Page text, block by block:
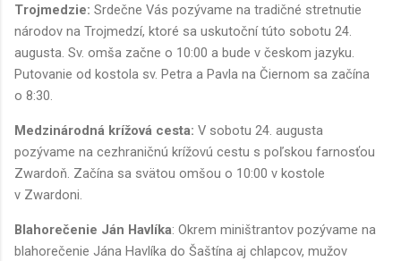
Trojmedzie: Srdečne Vás pozývame na tradičné stretnutie
národov na Trojmedzí, ktoré sa uskutoční túto sobotu 24.
augusta. Sv. omša začne o 10:00 a bude v českom jazyku.
Putovanie od kostola sv. Petra a Pavla na Čiernom sa začína
o 8:30.
Medzinárodná krížová cesta: V sobotu 24. augusta
pozývame na cezhraničnú krížovú cestu s poľskou farnosťou
Zwardoň. Začína sa svätou omšou o 10:00 v kostole
v Zwardoni.
Blahorečenie Ján Havlíka: Okrem miništrantov pozývame na
blahorečenie Jána Havlíka do Šaštína aj chlapcov, mužov